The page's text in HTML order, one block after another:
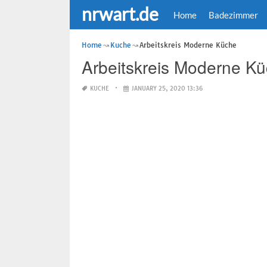
nrwart.de Home Badezimmer
Home Kuche Arbeitskreis Moderne Küche
Arbeitskreis Moderne
KUCHE JANUARY 25, 2020 13:36